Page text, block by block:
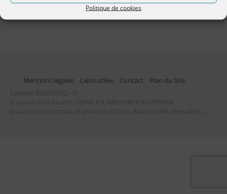
Politique de cookies
Mentions légales Liens utiles Contact
Plan du Site